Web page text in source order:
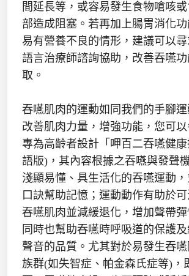
間延長等，或容易發生食物嗆咳
部造成阻塞。若再加上腸胃消化
易有營養不良的情形，建議可以
語言治療師諮詢協助，改善吞嚥
取。
吞嚥肌肉的運動如同我們的手腳
改善肌肉力量，增強功能，您可
專為高齡者設計「呷百二吞嚥健
語版)，其內容根據之吞嚥與發聲
淺顯易懂、具生活化的吞嚥運動
口訣幫助記憶；運動動作有助於
吞嚥肌肉並減緩退化，增加聲帶彈
同時也幫助吞嚥時呼吸道的保護
聲音的品質。尤其對於易發生吞
族群(如失智症、帕金森氏症等)，